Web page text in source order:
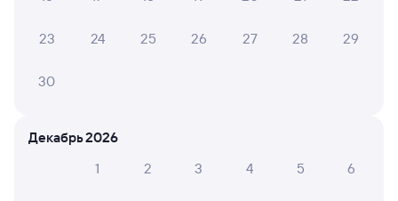
Фирменный
145С Проходящий 8,5
01:24
Дни следования ближайшие: 6, 8, 10 августа Маршрут
23 24 25 26 27 28 29
30
Декабрь 2026
1
2 3 4 5 6